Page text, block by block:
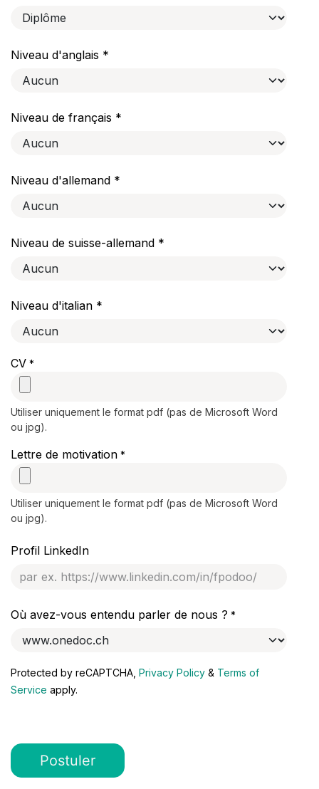
Niveau d'anglais *
Niveau de français *
Niveau d'allemand *
Niveau de suisse-allemand *
Niveau d'italian *
CV *
Utiliser uniquement le format pdf (pas de Microsoft Word
ou jpg).
Lettre de motivation *
Utiliser uniquement le format pdf (pas de Microsoft Word
ou jpg).
Profil LinkedIn
Où avez-vous entendu parler de nous ? *
Protected by reCAPTCHA, Privacy Policy & Terms of
Service apply.
Postuler